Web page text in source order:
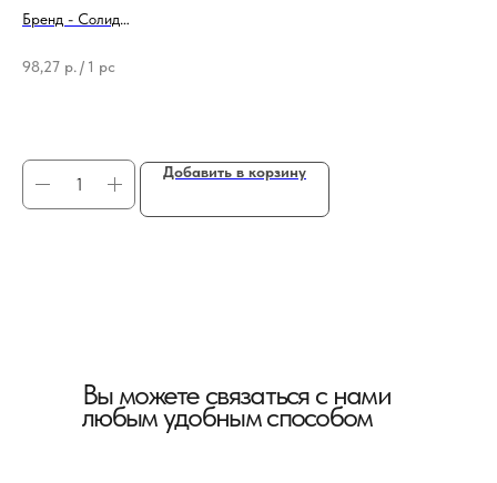
Бренд - Солид
98,27 р. / 1 pc
Добавить в корзину
Вы можете связаться с нами
любым удобным способом